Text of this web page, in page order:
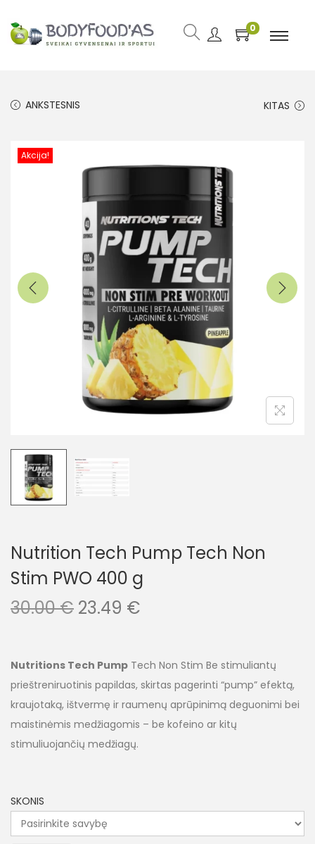
0
ANKSTESNIS KITAS
Akcija!
Nutrition Tech Pump Tech Non
Stim PWO 400 g
30.00€ 23.49 €
Nutritions Tech Pump Tech Non Stim Be stimuliantų
prieštreniruotinis papildas, skirtas pagerinti “pump” efektą,
kraujotaką, ištvermę ir raumenų aprūpinimą deguonimi bei
maistinėmis medžiagomis – be kofeino ar kitų
stimuliuojančių medžiagų.
SKONIS